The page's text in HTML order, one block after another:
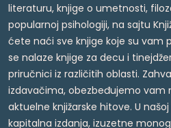
literaturu, knjige o umetnosti,
popularnoj psihologiji, na sajtu
ćete naći sve knjige koje su vam
se nalaze knjige za decu i
priručnici iz različitih oblasti.
izdavačima, obezbeđujemo vam
aktuelne knjižarske hitove. U
kapitalna izdanja, izuzetne